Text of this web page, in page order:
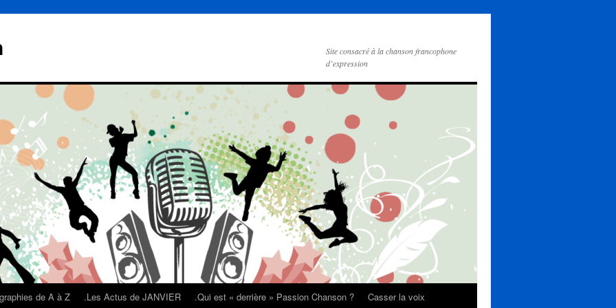
Site consacré à la chanson francophone
d’expression
de A à Z .Les Actus de JANVIER .Qui est « derrière » Passion Chanson ?
Casser la voix